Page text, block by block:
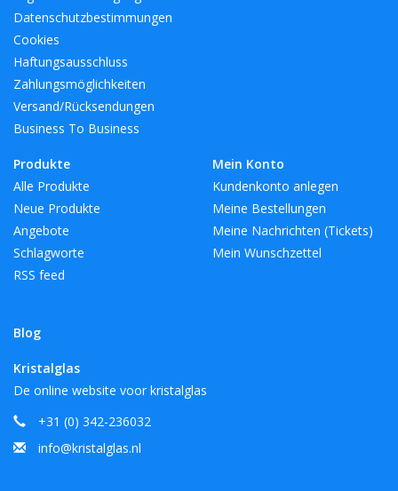
Datenschutzbestimmungen
Cookies
Haftungsausschluss
Zahlungsmöglichkeiten
Versand/Rücksendungen
Business To Business
Produkte
Alle Produkte
Neue Produkte
Angebote
Schlagworte
RSS feed
Blog
Mein Konto
Kundenkonto anlegen
Meine Bestellungen
Meine Nachrichten (Tickets)
Mein Wunschzettel
Kristalglas
De online website voor kristalglas
+31 (0) 342-236032
info@kristalglas.nl